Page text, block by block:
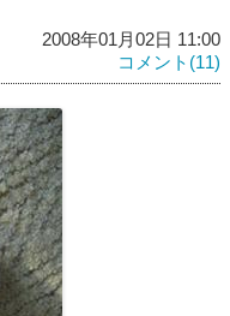
2008年01月02日 11:00
コメント(11)